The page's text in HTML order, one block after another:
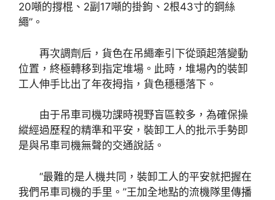
20噸的撐棍、2副17噸的掛鉤、2根43寸的鋼絲
繩”。
再次調劑后，貨色在吊繩牽引下從頭起落變動
位置，終極轉移到指定堆場。此時，堆場內的裝卸
工人伸手比出了年夜拇指，貨色穩穩落下。
由于吊車司機功課時視野盲區較多，為確保操
縱經過歷程的精準和平安，裝卸工人的批示手勢即
是與吊車司機無聲的交通說話。
“最難的是人機共同，裝卸工人的平安就把握在
我們吊車司機的手里。”王加全地點的流機隊里傳播